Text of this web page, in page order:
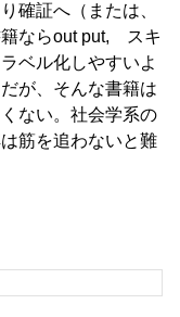
確証へ（または、
籍ならout put, スキ
ベル化しやすいよ
が、そんな書籍は
ない。社会学系の
筋を追わないと難